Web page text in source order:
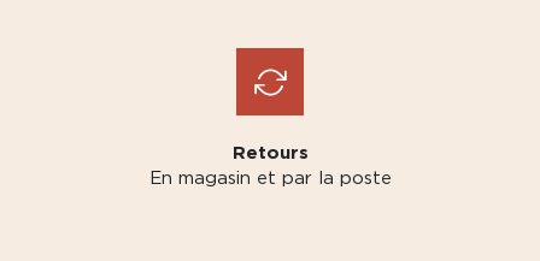
Retours
En magasin et par la poste